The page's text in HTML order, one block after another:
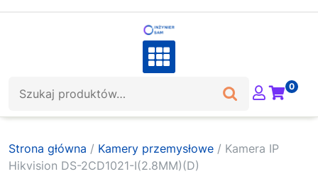
0
Strona główna / Kamery przemysłowe / Kamera IP
Hikvision DS-2CD1021-I(2.8MM)(D)